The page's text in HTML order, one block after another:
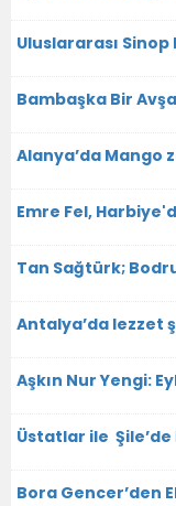
Uluslararası Sinop
Bambaşka Bir
Alanya’da Mango
Emre Fel,
Tan Sağtürk;
Antalya’da lezzet
Aşkın Nur Yengi:
Üstatlar ile Şile’de
Bora Gencer’den